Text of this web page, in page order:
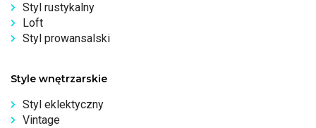
Styl rustykalny
Loft
Styl prowansalski
Style wnętrzarskie
Styl eklektyczny
Vintage